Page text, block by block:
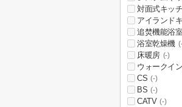
対面式キッ
アイランド
追焚機能浴室
浴室乾燥機
床暖房 (-)
ウォークイ
CS (-)
BS (-)
CATV (-)